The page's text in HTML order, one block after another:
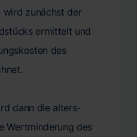
wird zunächst der
ermittelt und
des
dann die alters-
Wertminderung des